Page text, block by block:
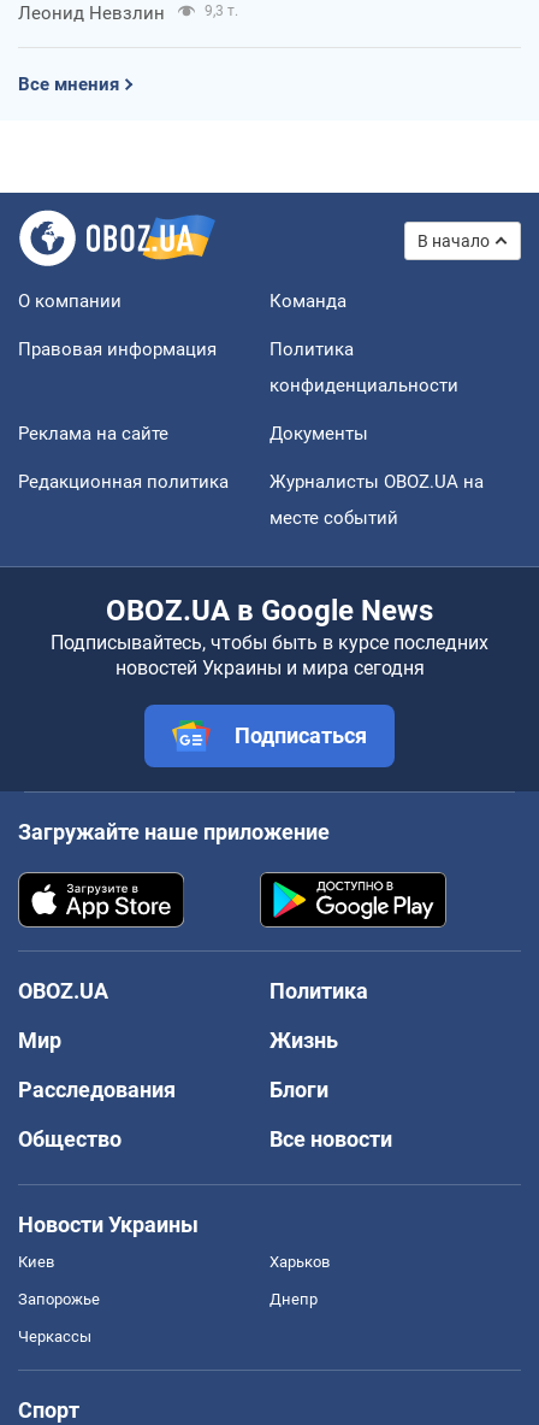
Леонид Невзлин 9,3 т.
Все мнения
В начало
О компании Команда
Правовая информация
Политика
конфиденциальности
Реклама на сайте Документы
Редакционная политика
Журналисты OBOZ.UA на
месте событий
OBOZ.UA в Google News
Подписывайтесь, чтобы быть в курсе последних
новостей Украины и мира сегодня
Подписаться
Загружайте наше приложение
OBOZ.UA
Политика
Мир
Жизнь
Расследования
Блоги
Общество
Все новости
Новости Украины
Киев Харьков
Запорожье Днепр
Черкассы
Спорт